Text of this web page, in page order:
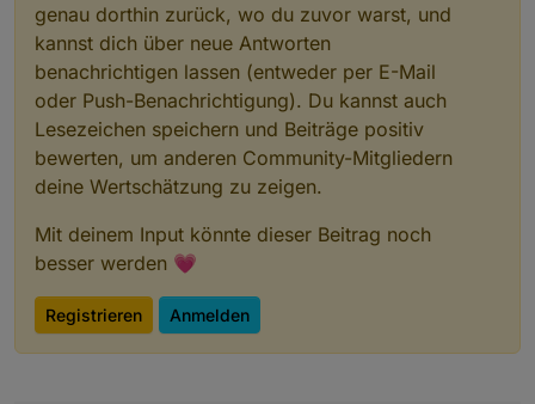
genau dorthin zurück, wo du zuvor warst, und
kannst dich über neue Antworten
benachrichtigen lassen (entweder per E-Mail
oder Push-Benachrichtigung). Du kannst auch
Lesezeichen speichern und Beiträge positiv
bewerten, um anderen Community-Mitgliedern
deine Wertschätzung zu zeigen.
Mit deinem Input könnte dieser Beitrag noch
besser werden 💗
Registrieren Anmelden